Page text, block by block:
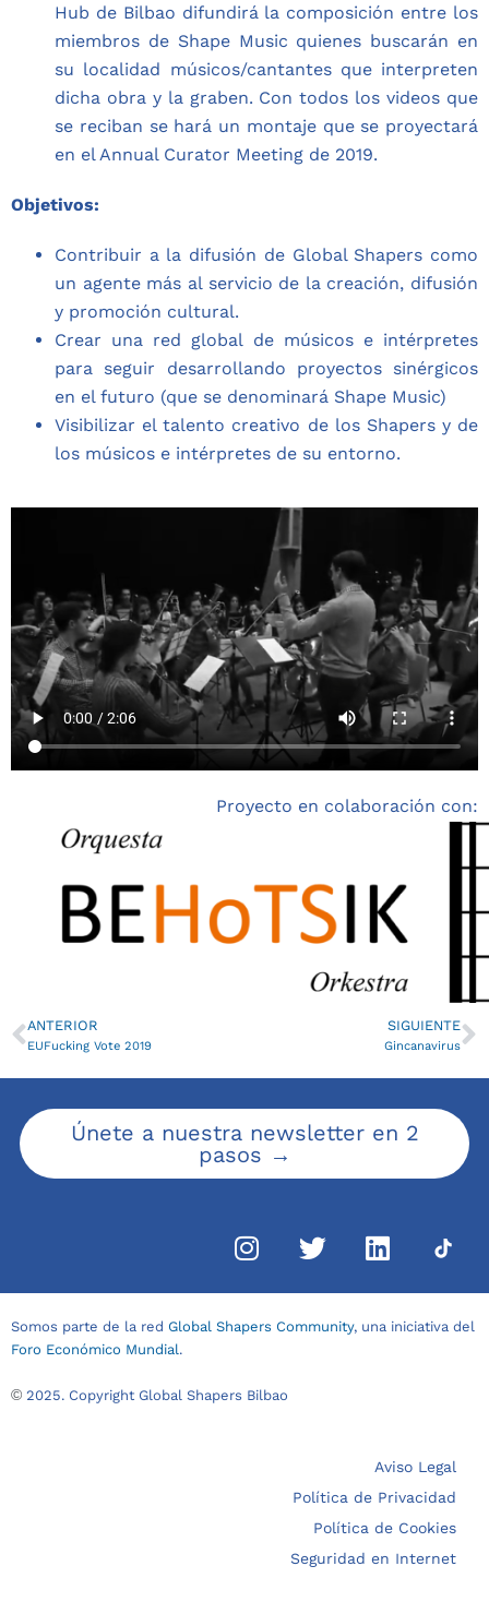
Hub de Bilbao difundirá la composición entre los
miembros de Shape Music quienes buscarán en
su localidad músicos/cantantes que interpreten
dicha obra y la graben. Con todos los videos que
se reciban se hará un montaje que se proyectará
en el Annual Curator Meeting de 2019.
Objetivos:
Contribuir a la difusión de Global Shapers como
un agente más al servicio de la creación, difusión
y promoción cultural.
Crear una red global de músicos e intérpretes
para seguir desarrollando proyectos sinérgicos
en el futuro (que se denominará Shape Music)
Visibilizar el talento creativo de los Shapers y de
los músicos e intérpretes de su entorno.
Proyecto en colaboración con:
ANTERIOR
EUFucking Vote 2019
SIGUIENTE
Gincanavirus
Únete a nuestra newsletter en 2
pasos →
Somos parte de la red Global Shapers Community, una iniciativa del
Foro Económico Mundial.
© 2025. Copyright Global Shapers Bilbao
Aviso Legal
Política de Privacidad
Política de Cookies
Seguridad en Internet